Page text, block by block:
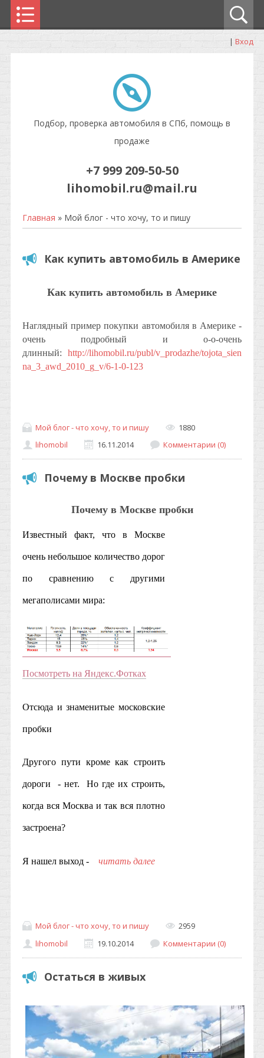
| Вход
Подбор, проверка автомобиля в СПб, помощь в
продаже
+7 999 209-50-50
lihomobil.ru@mail.ru
Главная » Мой блог - что хочу, то и пишу
Как купить автомобиль в Америке
Как купить автомобиль в Америке
Наглядный пример покупки автомобиля в Америке -
очень подробный и о-о-очень
длинный: http://lihomobil.ru/publ/v_prodazhe/tojota_sien
na_3_awd_2010_g_v/6-1-0-123
Мой блог - что хочу, то и пишу
1880
lihomobil
16.11.2014 Комментарии (0)
Почему в Москве пробки
Почему в Москве пробки
Известный факт, что в Москве
очень небольшое количество дорог
по сравнению с другими
мегаполисами мира:
Посмотреть на Яндекс.Фотках
Отсюда и знаменитые московские
пробки
Другого пути кроме как строить
дороги - нет. Но где их строить,
когда вся Москва и так вся плотно
застроена?
Я нашел выход - читать далее
Мой блог - что хочу, то и пишу
2959
lihomobil
19.10.2014 Комментарии (0)
Остаться в живых